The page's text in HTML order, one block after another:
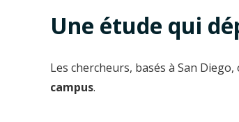
Une étude qui
Les chercheurs, basés à San
campus.